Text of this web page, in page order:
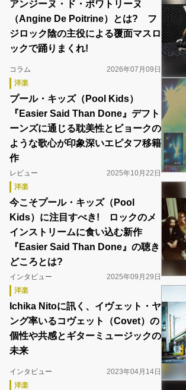
アンジーヌ・ド・ポワトリーヌ
（Angine De Poitrine）とは? フ
ジロック陰の主役による覆面マスロ
ックで踊りまくれ!
コラム
2026年07月09日
洋楽
プール・キッズ（Pool Kids）
『Easier Said Than Done』デフト
ーンズに通じる耽美性とビョークの
ような歌心が印象深いエピタフ移籍
作
レビュー
2025年10月22日
洋楽
今こそプール・キッズ（Pool
Kids）に注目すべき! ロックのメ
インストリームに食い込む新作
『Easier Said Than Done』の聴き
どころとは?
インタビュー
2025年09月29日
洋楽
Ichika Nitoに訊く、イヴェット・ヤ
ング率いるコヴェット（Covet）の
個性や共感とギターミュージックの
未来
インタビュー
2023年04月14日
洋楽